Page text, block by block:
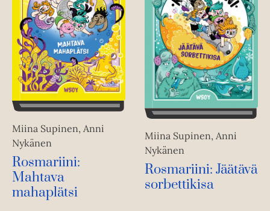
Miina Supinen, Anni
Nykänen
Rosmariini:
Mahtava
mahaplätsi
Miina Supinen, Anni
Nykänen
Rosmariini: Jäätävä
sorbettikisa